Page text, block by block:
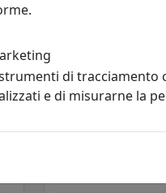
POLTRONA
di
e di misurarne la